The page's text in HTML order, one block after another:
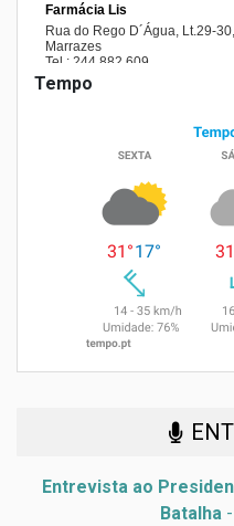
Tempo
Entrevista ao
Batalha-